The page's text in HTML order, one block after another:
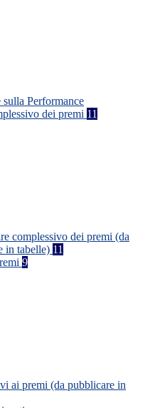
sulla Performance
dei premi 11
complessivo dei premi (da
in tabelle) 11
9
ai premi (da pubblicare in